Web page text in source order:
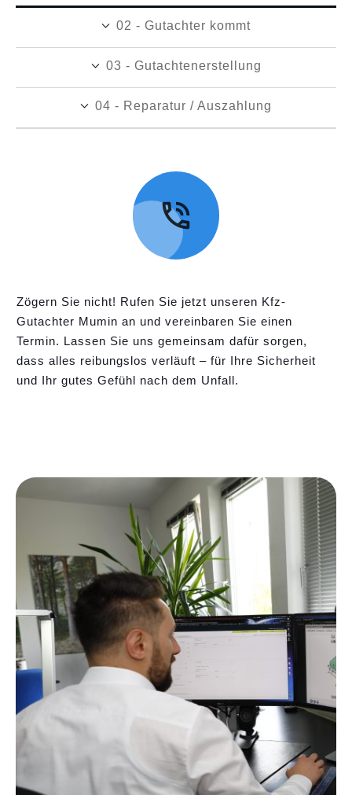
02 - Gutachter kommt
03 - Gutachtenerstellung
04 - Reparatur / Auszahlung
Zögern Sie nicht! Rufen Sie jetzt unseren Kfz-
Gutachter Mumin an und vereinbaren Sie einen
Termin. Lassen Sie uns gemeinsam dafür sorgen,
dass alles reibungslos verläuft – für Ihre Sicherheit
und Ihr gutes Gefühl nach dem Unfall.